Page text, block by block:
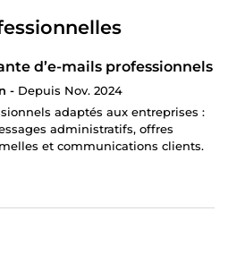
d’e-mails professionnels
- Depuis Nov. 2024
adaptés aux entreprises :
administratifs, offres
et communications clients.